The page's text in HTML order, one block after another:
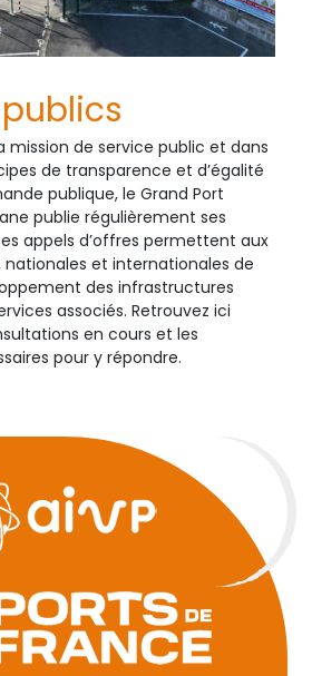
mission de service public et dans
de transparence et d’égalité
publique, le Grand Port
publie régulièrement ses
appels d’offres permettent aux
nationales et internationales de
des infrastructures
associés. Retrouvez ici
en cours et les
pour y répondre.